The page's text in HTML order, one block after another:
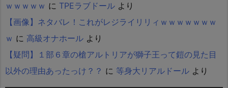
ｗｗｗｗｗ に TPEラブドール より
【画像】ネタバレ！これがレジライリリィｗｗｗｗｗｗｗ
ｗ に 高級オナホール より
【疑問】１部６章の槍アルトリアが獅子王って鎧の見た目
以外の理由あったっけ？？ に 等身大リアルドール より